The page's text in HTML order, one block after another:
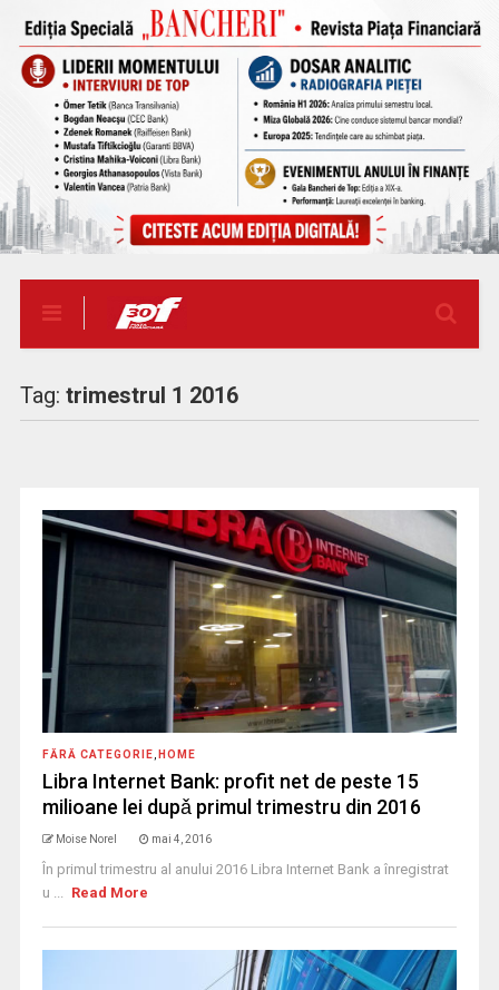
Tag: trimestrul 1 2016
FĂRĂ CATEGORIE HOME
Libra Internet Bank: profit net de peste 15
milioane lei dupǎ primul trimestru din 2016
Moise Norel mai 4, 2016
În primul trimestru al anului 2016 Libra Internet Bank a înregistrat
u ... Read More